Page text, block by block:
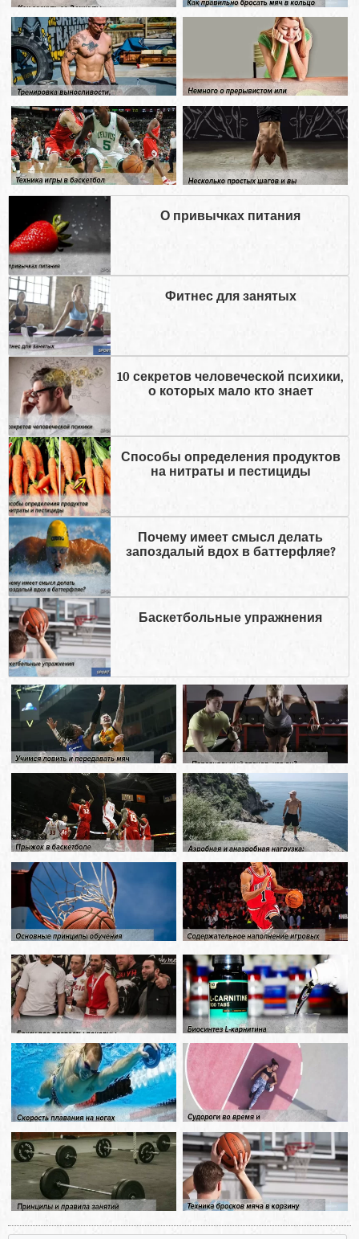
О привычках питания
Фитнес для занятых
10 секретов человеческой психики,
о которых мало кто знает
Способы определения продуктов
на нитраты и пестициды
Почему имеет смысл делать
запоздалый вдох в баттерфляе?
Баскетбольные упражнения